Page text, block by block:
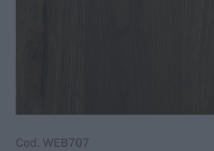
Cod. WEB707